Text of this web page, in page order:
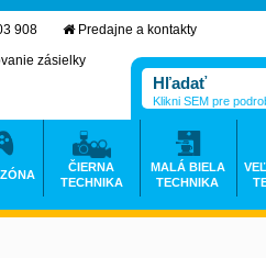
908
Predajne a kontakty
zásielky
Klikni SEM pre
ČIERNA
TECHNIKA
MALÁ BIELA
TECHNIKA